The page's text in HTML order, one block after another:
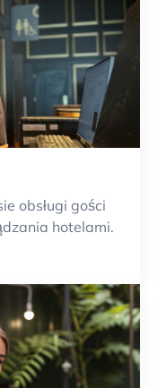
obsługi gości
hotelami.